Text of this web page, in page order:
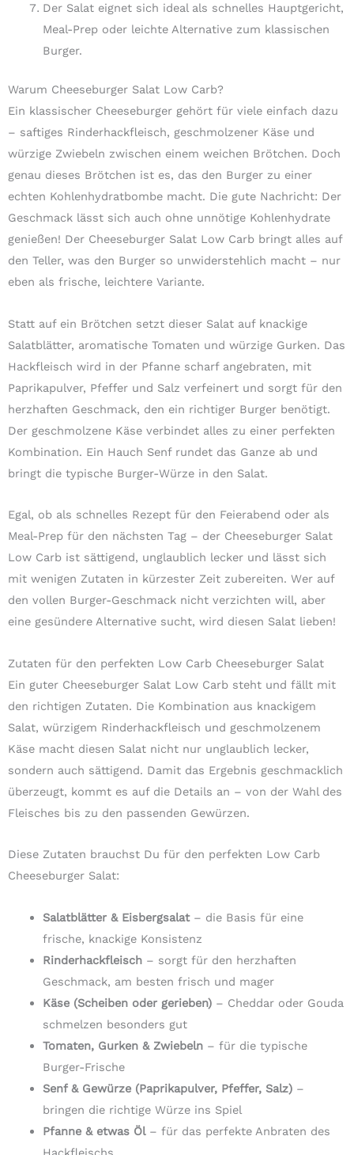
Der Salat eignet sich ideal als schnelles Hauptgericht,
Meal-Prep oder leichte Alternative zum klassischen
Burger.
Warum Cheeseburger Salat Low Carb?
Ein klassischer Cheeseburger gehört für viele einfach dazu
– saftiges Rinderhackfleisch, geschmolzener Käse und
würzige Zwiebeln zwischen einem weichen Brötchen. Doch
genau dieses Brötchen ist es, das den Burger zu einer
echten Kohlenhydratbombe macht. Die gute Nachricht: Der
Geschmack lässt sich auch ohne unnötige Kohlenhydrate
genießen! Der Cheeseburger Salat Low Carb bringt alles auf
den Teller, was den Burger so unwiderstehlich macht – nur
eben als frische, leichtere Variante.
Statt auf ein Brötchen setzt dieser Salat auf knackige
Salatblätter, aromatische Tomaten und würzige Gurken. Das
Hackfleisch wird in der Pfanne scharf angebraten, mit
Paprikapulver, Pfeffer und Salz verfeinert und sorgt für den
herzhaften Geschmack, den ein richtiger Burger benötigt.
Der geschmolzene Käse verbindet alles zu einer perfekten
Kombination. Ein Hauch Senf rundet das Ganze ab und
bringt die typische Burger-Würze in den Salat.
Egal, ob als schnelles Rezept für den Feierabend oder als
Meal-Prep für den nächsten Tag – der Cheeseburger Salat
Low Carb ist sättigend, unglaublich lecker und lässt sich
mit wenigen Zutaten in kürzester Zeit zubereiten. Wer auf
den vollen Burger-Geschmack nicht verzichten will, aber
eine gesündere Alternative sucht, wird diesen Salat lieben!
Zutaten für den perfekten Low Carb Cheeseburger Salat
Ein guter Cheeseburger Salat Low Carb steht und fällt mit
den richtigen Zutaten. Die Kombination aus knackigem
Salat, würzigem Rinderhackfleisch und geschmolzenem
Käse macht diesen Salat nicht nur unglaublich lecker,
sondern auch sättigend. Damit das Ergebnis geschmacklich
überzeugt, kommt es auf die Details an – von der Wahl des
Fleisches bis zu den passenden Gewürzen.
Diese Zutaten brauchst Du für den perfekten Low Carb
Cheeseburger Salat:
Salatblätter & Eisbergsalat– die Basis für eine
frische, knackige Konsistenz
Rinderhackfleisch– sorgt für den herzhaften
Geschmack, am besten frisch und mager
Käse (Scheiben oder gerieben)– Cheddar oder Gouda
schmelzen besonders gut
Tomaten, Gurken & Zwiebeln– für die typische
Burger-Frische
Senf & Gewürze (Paprikapulver, Pfeffer, Salz)–
bringen die richtige Würze ins Spiel
Pfanne & etwas Öl– für das perfekte Anbraten des